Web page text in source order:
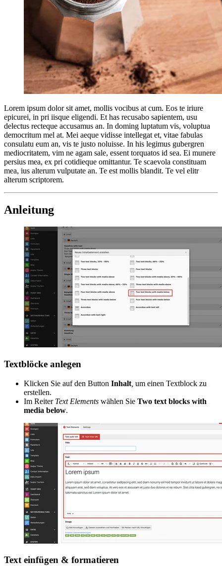
Lorem ipsum dolor sit amet, mollis vocibus at cum. Eos te iriure
epicurei, in pri iisque eligendi. Et has recusabo sapientem, usu
delectus recteque accusamus an. In doming luptatum vis, voluptua
democritum mel at. Mei aeque vidisse intellegat et, vitae fabulas
consulatu eum an, vis te justo noluisse. In his legimus gubergren
mediocritatem, vim ne agam sale, essent torquatos id sea. Ei munere
persius mea, ex pri cotidieque omittantur. Te scaevola constituam
mea, ius alterum vulputate an. Te est mollis blandit. Te vel elitr
alterum scriptorem.
Anleitung
Textblöcke anlegen
Klicken Sie auf den Button Inhalt um einen Textblock zu
erstellen.
Im Reiter Text Elements wählen Sie Two text blocks with
media below.
Text einfügen & formatieren